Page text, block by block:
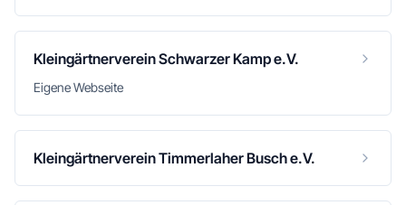
Kleingärtnerverein Schwarzer Kamp e.V.
Eigene Webseite
Kleingärtnerverein Timmerlaher Busch e.V.